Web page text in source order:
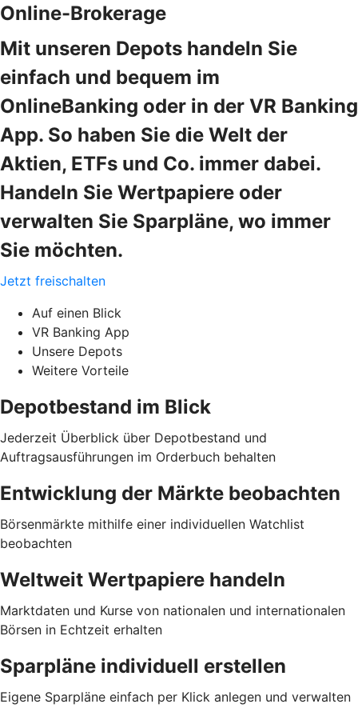
Online-Brokerage
Mit unseren Depots handeln Sie
einfach und bequem im
OnlineBanking oder in der VR Banking
App. So haben Sie die Welt der
Aktien, ETFs und Co. immer dabei.
Handeln Sie Wertpapiere oder
verwalten Sie Sparpläne, wo immer
Sie möchten.
Jetzt freischalten
Auf einen Blick
VR Banking App
Unsere Depots
Weitere Vorteile
Depotbestand im Blick
Jederzeit Überblick über Depotbestand und
Auftragsausführungen im Orderbuch behalten
Entwicklung der Märkte beobachten
Börsenmärkte mithilfe einer individuellen Watchlist
beobachten
Weltweit Wertpapiere handeln
Marktdaten und Kurse von nationalen und internationalen
Börsen in Echtzeit erhalten
Sparpläne individuell erstellen
Eigene Sparpläne einfach per Klick anlegen und verwalten